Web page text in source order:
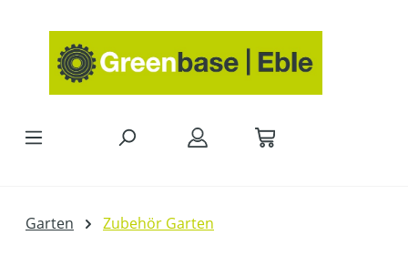
Garten Zubehör Garten